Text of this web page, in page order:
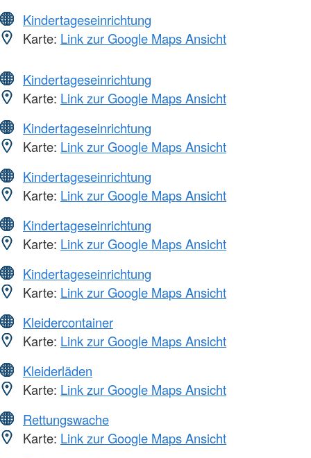
Kindertageseinrichtung
Karte: Link zur Google Maps Ansicht
Kindertageseinrichtung
Karte: Link zur Google Maps Ansicht
Kindertageseinrichtung
Karte: Link zur Google Maps Ansicht
Kindertageseinrichtung
Karte: Link zur Google Maps Ansicht
Kindertageseinrichtung
Karte: Link zur Google Maps Ansicht
Kindertageseinrichtung
Karte: Link zur Google Maps Ansicht
Kleidercontainer
Karte: Link zur Google Maps Ansicht
Kleiderläden
Karte: Link zur Google Maps Ansicht
Rettungswache
Karte: Link zur Google Maps Ansicht